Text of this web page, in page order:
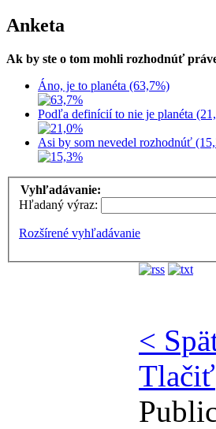
Anketa
Ak by ste o tom mohli rozhodnúť
Áno, je to planéta (63,7%)
Podľa definícií to nie je planéta
Asi by som nevedel rozhodnúť
Vyhľadávanie:
Hľadaný výraz:
Rozšírené vyhľadávanie
<
Tlačiť